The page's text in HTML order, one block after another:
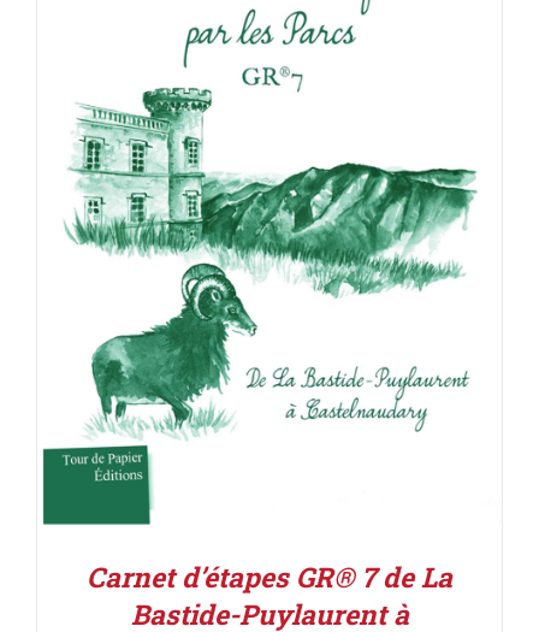
ACHETER LE PRODUIT / DÉTAILS
Carnet d’étapes GR® 7 de La
Bastide-Puylaurent à